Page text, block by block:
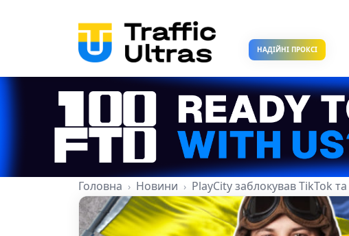
НАДІЙНІ ПРОКСІ
Головна Новини PlayCity заблокував TikTok